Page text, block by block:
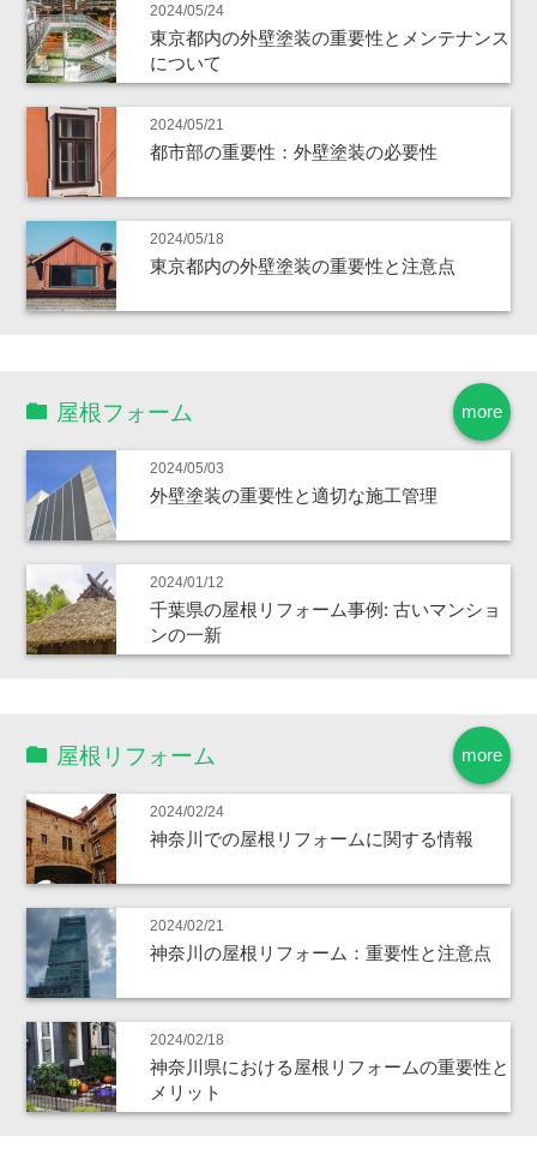
2024/05/24
東京都内の外壁塗装の重要性とメンテナンス
について
2024/05/21
都市部の重要性：外壁塗装の必要性
2024/05/18
東京都内の外壁塗装の重要性と注意点
more
屋根フォーム
2024/05/03
外壁塗装の重要性と適切な施工管理
2024/01/12
千葉県の屋根リフォーム事例: 古いマンショ
ンの一新
more
屋根リフォーム
2024/02/24
神奈川での屋根リフォームに関する情報
2024/02/21
神奈川の屋根リフォーム：重要性と注意点
2024/02/18
神奈川県における屋根リフォームの重要性と
メリット